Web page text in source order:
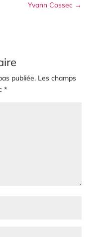
Yvann Cossec →
publiée. Les champs
*